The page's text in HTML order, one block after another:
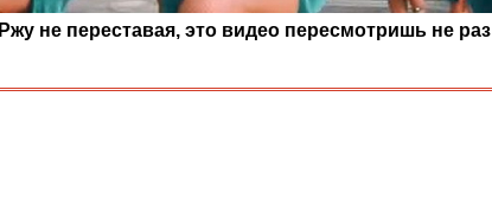
Ржу не переставая, это видео пересмотришь не раз